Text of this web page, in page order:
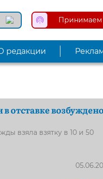
Принимаем
редакции
отставке возбуждено
взяла взятку в 10 и 50